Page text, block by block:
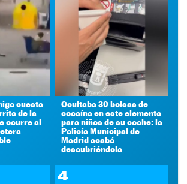
cuesta
de la
ocurre al
Ocultaba 30 bolsas de
cocaína en este elemento
para niños de su coche: la
Policía Municipal de
Madrid acabó
descubriéndola
4